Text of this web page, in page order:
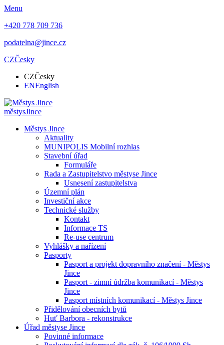
Menu
+420 778 709 736
podatelna@jince.cz
CZČesky
CZČesky
ENEnglish
městysJince
Městys Jince
Aktuality
MUNIPOLIS Mobilní rozhlas
Stavební úřad
Formuláře
Rada a Zastupitelstvo městyse Jince
Usnesení zastupitelstva
Územní plán
Investiční akce
Technické služby
Kontakt
Informace TS
Re-use centrum
Vyhlášky a nařízení
Pasporty
Pasport a projekt dopravního značení - Městys
Jince
Pasport - zimní údržba komunikací - Městys
Jince
Pasport místních komunikací - Městys Jince
Přidělování obecních bytů
Huť Barbora - rekonstrukce
Úřad městyse Jince
Povinné informace